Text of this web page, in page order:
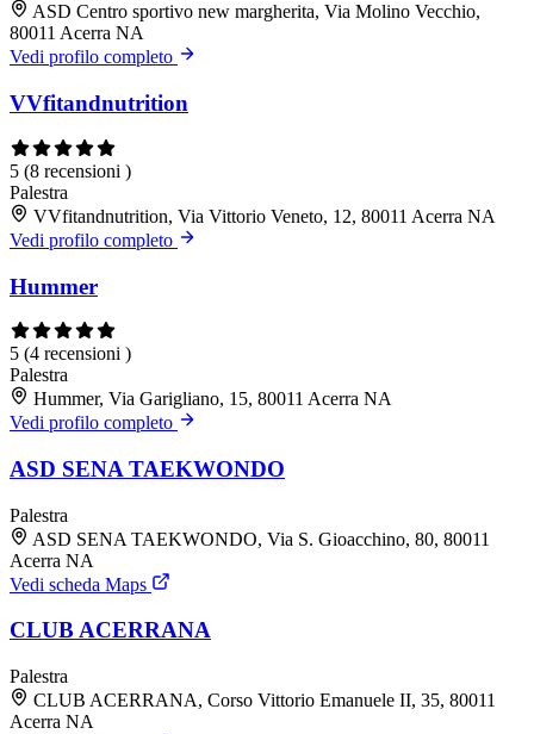
ASD Centro sportivo new margherita, Via Molino Vecchio,
80011 Acerra NA
Vedi profilo completo
VVfitandnutrition
5 (8 recensioni )
Palestra
VVfitandnutrition, Via Vittorio Veneto, 12, 80011 Acerra NA
Vedi profilo completo
Hummer
5 (4 recensioni )
Palestra
Hummer, Via Garigliano, 15, 80011 Acerra NA
Vedi profilo completo
ASD SENA TAEKWONDO
Palestra
ASD SENA TAEKWONDO, Via S. Gioacchino, 80, 80011
Acerra NA
Vedi scheda Maps
CLUB ACERRANA
Palestra
CLUB ACERRANA, Corso Vittorio Emanuele II, 35, 80011
Acerra NA